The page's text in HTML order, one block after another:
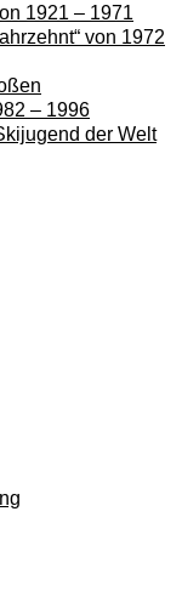
1921 – 1971
von 1972
– 1996
der Welt